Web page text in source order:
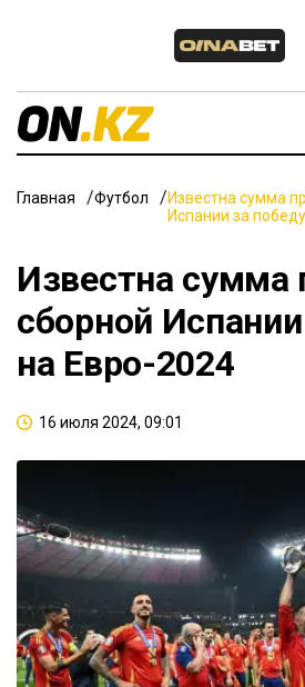
Главная Футбол
Известна сумма
Испании за
Известна сумма
сборной
на Евро-2024
16 июля 2024, 09:01